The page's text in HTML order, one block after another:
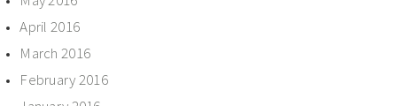
April 2016
March 2016
February 2016